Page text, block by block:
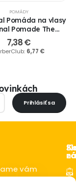
POMÁDY
Pomáda na vlasy
Pomade The
Creed,150 ml
7,38€
6,77 €
Prihlásiť sa
vám